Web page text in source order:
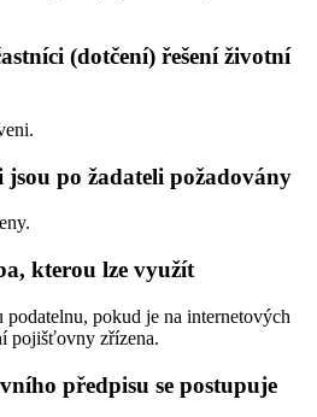
(dotčení) řešení životní
jsou po žadateli požadovány
kterou lze využít
pokud je na internetových
pojišťovny zřízena.
předpisu se postupuje